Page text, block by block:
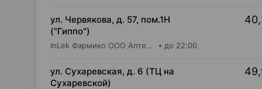
ул. Червякова, д. 57, пом.1Н
("Гиппо")
InLek Фармико ООО Аптека №32 до 22:00
ул. Сухаревская, д. 6 (ТЦ на
Сухаревской)